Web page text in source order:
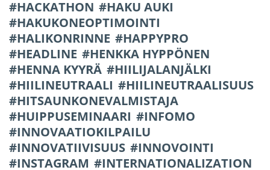
HACKATHON
HAKU AUKI
HAKUKONEOPTIMOINTI
HALIKONRINNE
HAPPYPRO
HEADLINE
HENKKA HYPPÖNEN
HENNA KYYRÄ
HIILIJALANJÄLKI
HIILINEUTRAALI
HIILINEUTRAALISUUS
HITSAUNKONEVALMISTAJA
HUIPPUSEMINAARI
INFOMO
INNOVAATIOKILPAILU
INNOVATIIVISUUS
INNOVOINTI
INSTAGRAM
INTERNATIONALIZATION